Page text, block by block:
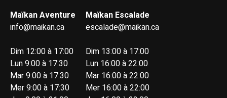
Maïkan Aventure
info@maikan.ca
Dim 12:00 à 17:00
Lun 9:00 à 17:30
Mar 9:00 à 17:30
Mer 9:00 à 17:30
Maïkan Escalade
escalade@maikan.ca
Dim 13:00 à 17:00
Lun 16:00 à 22:00
Mar 16:00 à 22:00
Mer 16:00 à 22:00